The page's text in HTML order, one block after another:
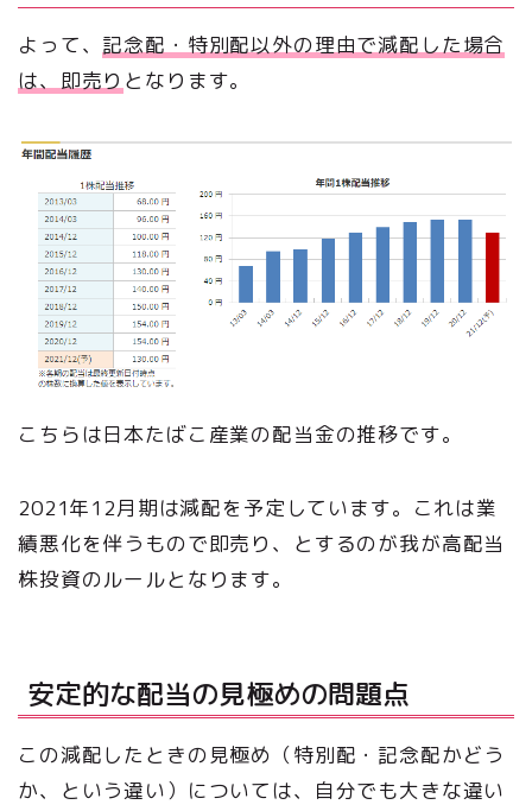
よって、 記念配・特別配以外の理由で減配した場合
は、即売り となります。
こちらは日本たばこ産業の配当金の推移です。
2021年12月期は減配を予定しています。これは業
績悪化を伴うもので即売り、とするのが我が高配当
株投資のルールとなります。
安定的な配当の見極めの問題点
この減配したときの見極め（特別配・記念配かどう
か、という違い）については、自分でも大きな違い